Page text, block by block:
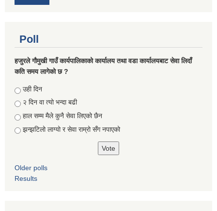
Poll
हजुरले गौमुखी गाउँ कार्यपालिकाको कार्यालय तथा वडा कार्यालयबाट सेवा लिदाँ
कति समय लागेको छ ?
Choices
उही दिन
२ दिन वा त्यो भन्दा बढी
हाल सम्म मैले कुनै सेवा लिएको छैन
झन्झटिलो लाग्यो र सेवा राम्रो सँग नपाएको
Older polls
Results